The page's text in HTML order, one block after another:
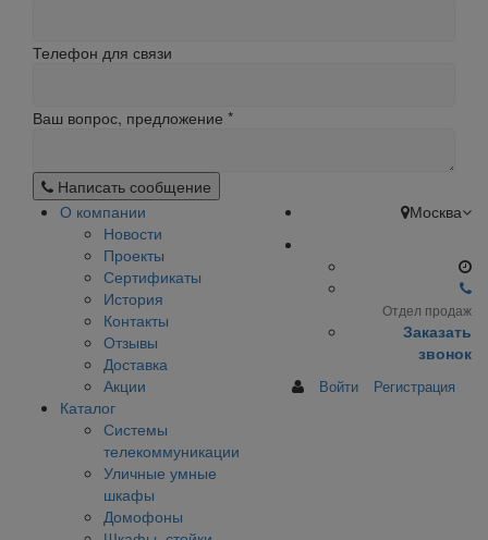
Телефон для связи
Ваш вопрос, предложение *
Написать сообщение
О компании
Новости
Проекты
Сертификаты
История
Контакты
Отзывы
Доставка
Акции
Каталог
Системы
телекоммуникации
Уличные умные
шкафы
Домофоны
Москва
Отдел продаж
Заказать
звонок
Войти Регистрация